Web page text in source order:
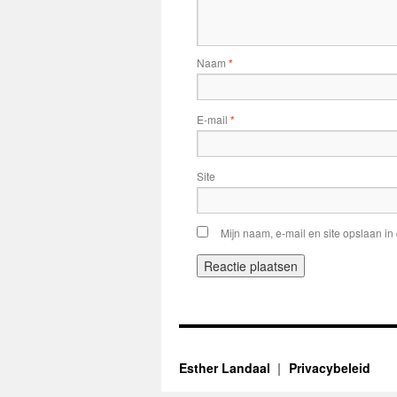
Naam *
E-mail *
Site
Mijn naam, e-mail en site opslaan
Esther Landaal Privacybeleid